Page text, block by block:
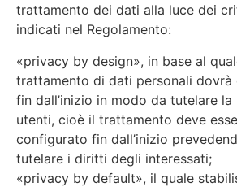
trattamento dei dati alla luce dei
indicati nel Regolamento:
«privacy by design», in base al
trattamento di dati personali dovrà
fin dall’inizio in modo da tutelare
utenti, cioè il trattamento deve
configurato fin dall’inizio
tutelare i diritti degli interessati;
«privacy by default», il quale